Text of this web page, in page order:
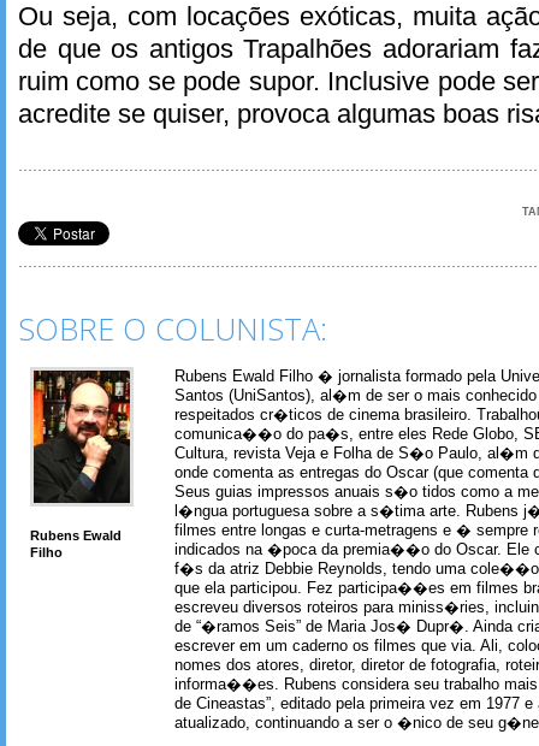
Ou seja, com locações exóticas, muita
de que os antigos Trapalhões adorariam
ruim como se pode supor. Inclusive pode
acredite se quiser, provoca algumas boas
SOBRE O COLUNISTA:
Rubens Ewald
Filho
Rubens Ewald Filho � jornalista formado pela
Santos (UniSantos), al�m de ser o mais
respeitados cr�ticos de cinema brasileiro.
comunica��o do pa�s, entre eles Rede Globo,
Cultura, revista Veja e Folha de S�o Paulo, al�m
onde comenta as entregas do Oscar (que comenta
Seus guias impressos anuais s�o tidos como a
l�ngua portuguesa sobre a s�tima arte. Rubens
filmes entre longas e curta-metragens e � sempre
indicados na �poca da premia��o do Oscar. Ele
f�s da atriz Debbie Reynolds, tendo uma
que ela participou. Fez participa��es em filmes
escreveu diversos roteiros para miniss�ries,
de “�ramos Seis” de Maria Jos� Dupr�. Ainda
escrever em um caderno os filmes que via. Ali,
nomes dos atores, diretor, diretor de fotografia,
informa��es. Rubens considera seu trabalho
de Cineastas”, editado pela primeira vez em 1977 e
atualizado, continuando a ser o �nico de seu